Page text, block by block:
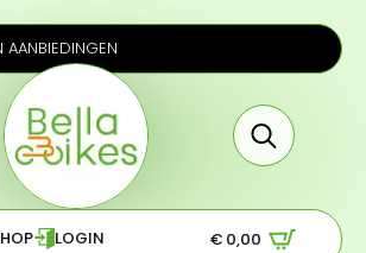
AANBIEDINGEN
for:
LOGIN € 0,00